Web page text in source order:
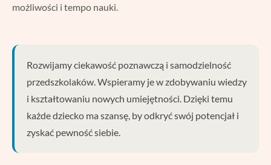
możliwości i tempo nauki.
Rozwijamy ciekawość poznawczą i samodzielność
przedszkolaków. Wspieramy je w zdobywaniu wiedzy
i kształtowaniu nowych umiejętności. Dzięki temu
każde dziecko ma szansę, by odkryć swój potencjał i
zyskać pewność siebie.